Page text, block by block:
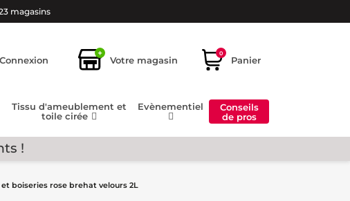
magasins
Connexion
+
Votre magasin
0
Panier
Tissu d'ameublement et
toile cirée
Evènementiel
Conseils
de pros
!
boiseries rose brehat velours 2L